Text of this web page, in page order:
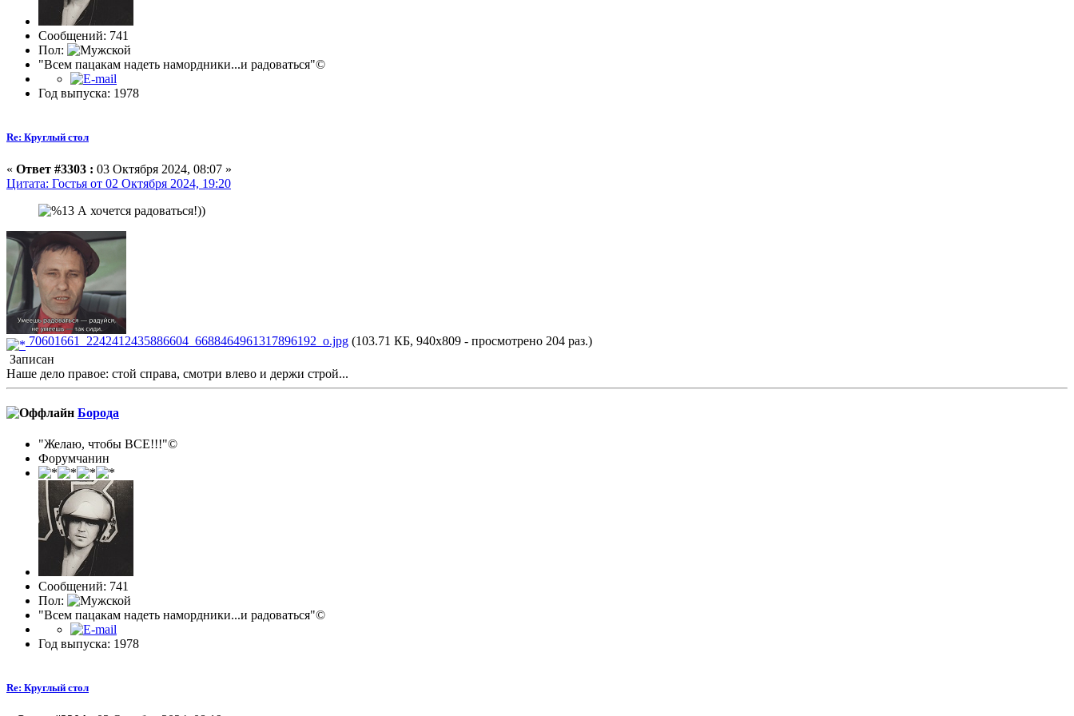
Сообщений: 741
Пол:
"Всем пацакам надеть намордники...и радоваться"©
Год выпуска: 1978
Re: Круглый стол
« Ответ #3303 : 03 Октября 2024, 08:07 »
Цитата: Гостья от 02 Октября 2024, 19:20
А хочется радоваться!))
70601661_2242412435886604_6688464961317896192_o.jpg (103.71 КБ, 940x809 - просмотрено 204 раз.)
Записан
Наше дело правое: стой справа, смотри влево и держи строй...
Борода
"Желаю, чтобы ВСЕ!!!"©
Форумчанин
Сообщений: 741
Пол:
"Всем пацакам надеть намордники...и радоваться"©
Год выпуска: 1978
Re: Круглый стол